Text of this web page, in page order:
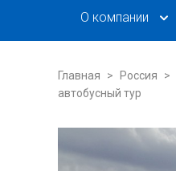
О компании
Главная Россия
автобусный тур